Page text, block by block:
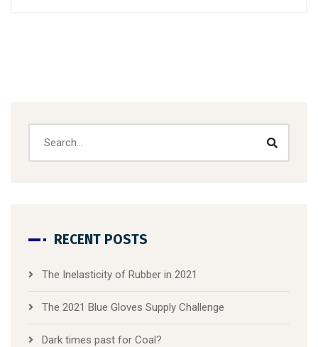
RECENT POSTS
The Inelasticity of Rubber in 2021
The 2021 Blue Gloves Supply Challenge
Dark times past for Coal?